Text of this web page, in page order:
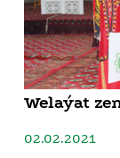
Welaýat
02.02.2021